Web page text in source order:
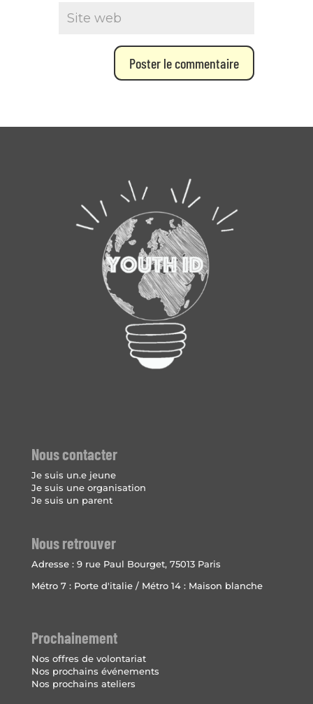
Nous contacter
Je suis un.e jeune
Je suis une organisation
Je suis un parent
Nous retrouver
Adresse : 9 rue Paul Bourget, 75013 Paris
Métro 7 : Porte d'italie / Métro 14 : Maison blanche
Prochainement
Nos offres de volontariat
Nos prochains événements
Nos prochains ateliers